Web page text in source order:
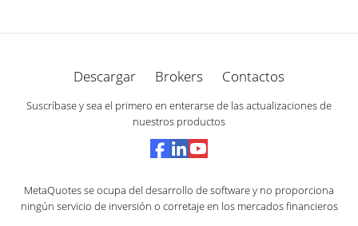
Descargar Brokers Contactos
Suscríbase y sea el primero en enterarse de las actualizaciones de
nuestros productos
MetaQuotes se ocupa del desarrollo de software y no proporciona
ningún servicio de inversión o corretaje en los mercados financieros